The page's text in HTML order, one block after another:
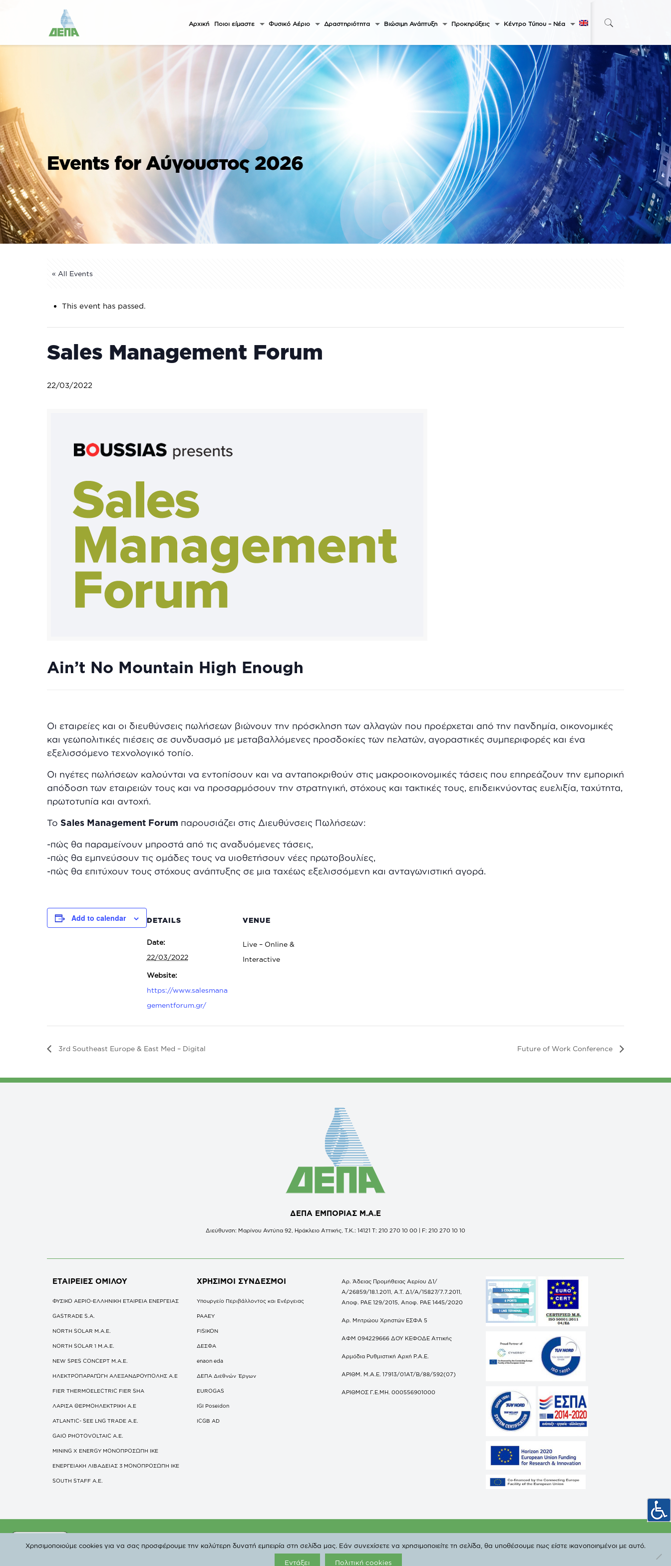
Αρχική Ποιοι είμαστε Φυσικό Αέριο Δραστηριότητα Βιώσιμη Ανάπτυξη Προκηρύξεις Κέντρο Τύπου – Νέα
Events for Αύγουστος 2026
« All Events
This event has passed.
Sales Management Forum
22/03/2022
Ain’t No Mountain High Enough
Οι εταιρείες και οι διευθύνσεις πωλήσεων βιώνουν την πρόσκληση των αλλαγών που προέρχεται από την πανδημία, οικονομικές
και γεωπολιτικές πιέσεις σε συνδυασμό με μεταβαλλόμενες προσδοκίες των πελατών, αγοραστικές συμπεριφορές και ένα
εξελισσόμενο τεχνολογικό τοπίο.
Οι ηγέτες πωλήσεων καλούνται να εντοπίσουν και να ανταποκριθούν στις μακροοικονομικές τάσεις που επηρεάζουν την εμπορική
απόδοση των εταιρειών τους και να προσαρμόσουν την στρατηγική, στόχους και τακτικές τους, επιδεικνύοντας ευελιξία, ταχύτητα,
πρωτοτυπία και αντοχή.
Το Sales Management Forum παρουσιάζει στις Διευθύνσεις Πωλήσεων:
-πώς θα παραμείνουν μπροστά από τις αναδυόμενες τάσεις,
-πώς θα εμπνεύσουν τις ομάδες τους να υιοθετήσουν νέες πρωτοβουλίες,
-πώς θα επιτύχουν τους στόχους ανάπτυξης σε μια ταχέως εξελισσόμενη και ανταγωνιστική αγορά.
Add to calendar DETAILS
Date:
22/03/2022
Website:
https://www.salesmana
gementforum.gr/
VENUE
Live – Online &
Interactive
3rd Southeast Europe & East Med – Digital Future of Work Conference
ΔΕΠΑ ΕΜΠΟΡΙΑΣ Μ.Α.Ε
Διεύθυνση: Μαρίνου Αντύπα 92, Ηράκλειο Αττικής, Τ.Κ.: 14121 Τ: 210 270 10 00 | F: 210 270 10 10
ΕΤΑΙΡΕΙΕΣΟΜΙΛΟΥ
ΦΥΣΙΚΟ ΑΕΡΙΟ-ΕΛΛΗΝΙΚΗ ΕΤΑΙΡΕΙΑ ΕΝΕΡΓΕΙΑΣ
GASTRADE S.A.
NORTH SOLAR M.Α.Ε.
NORTH SOLAR 1 M.Α.Ε.
NEW SPES CONCEPT Μ.Α.Ε.
ΗΛΕΚΤΡΟΠΑΡΑΓΩΓΗ ΑΛΕΞΑΝΔΡΟΥΠΟΛΗΣ A.E
FIER THERMOELECTRIC FIER SHA
ΛΑΡΙΣΑ ΘΕΡΜΟΗΛΕΚΤΡΙΚΗ A.E
ATLANTIC- SEE LNG TRADE A.E.
GAIO PHOTOVOLTAIC Α.Ε.
MINING X ENERGY ΜΟΝΟΠΡΟΣΩΠΗ ΙΚΕ
ΕΝΕΡΓΕΙΑΚΗ ΛΙΒΑΔΕΙΑΣ 3 ΜΟΝΟΠΡΟΣΩΠΗ ΙΚΕ
SOUTH STAFF Α.Ε.
ΧΡΗΣΙΜΟΙ ΣΥΝΔΕΣΜΟΙ
Υπουργείο Περιβάλλοντος και Ενέργειας
ΡΑΑΕΥ
FISIKON
ΔΕΣΦΑ
enaon eda
ΔΕΠΑ Διεθνών Έργων
EUROGAS
IGI Poseidon
ICGB AD
Αρ. Άδειας Προμήθειας Αερίου Δ1/
Α/26859/18.1.2011, Α.Τ. Δ1/Α/15827/7.7.2011,
Αποφ. ΡΑΕ 129/2015, Αποφ. ΡΑΕ 1445/2020
Αρ. Μητρώου Χρηστών ΕΣΦΑ 5
ΑΦΜ 094229666 ΔΟΥ ΚΕΦΟΔΕ Αττικής
Αρμόδια Ρυθμιστική Αρχή Ρ.Α.Ε.
ΑΡΙΘΜ. Μ.Α.Ε. 17913/01ΑΤ/Β/88/592(07)
ΑΡΙΘΜΟΣ Γ.Ε.ΜΗ. 000556901000
© Copyright 2019 ΔΕΠΑ | All Rights Reserved. | Πολιτική Προστασίας Προσωπικών Δεδομένων
Χρησιμοποιούμε cookies για να σας προσφέρουμε την καλύτερη δυνατή εμπειρία στη σελίδα μας. Εάν συνεχίσετε να χρησιμοποιείτε τη σελίδα, θα υποθέσουμε πως είστε ικανοποιημένοι με αυτό.
Εντάξει Πολιτική cookies